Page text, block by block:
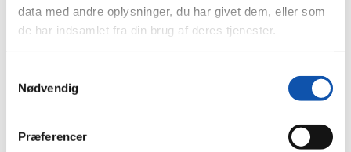
data med andre oplysninger, du har givet dem, eller som
de har indsamlet fra din brug af deres tjenester.
Nødvendig
Præferencer
VVS
Bygningsautomatik
Håndværkstaksering